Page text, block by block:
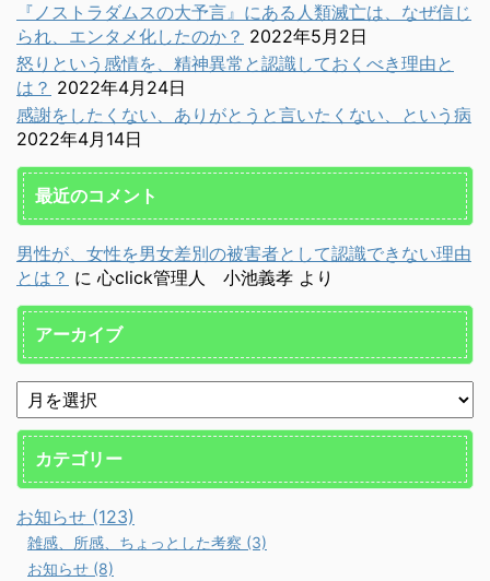
『ノストラダムスの大予言』にある人類滅亡は、なぜ信じ
られ、エンタメ化したのか？ 2022年5月2日
怒りという感情を、精神異常と認識しておくべき理由と
は？ 2022年4月24日
感謝をしたくない、ありがとうと言いたくない、という病
2022年4月14日
最近のコメント
男性が、女性を男女差別の被害者として認識できない理由
とは？ に 心click管理人 小池義孝 より
アーカイブ
カテゴリー
お知らせ (123)
雑感、所感、ちょっとした考察 (3)
お知らせ (8)